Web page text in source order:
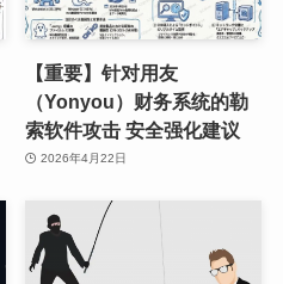
【重要】针对用友
（Yonyou）财务系统的勒
索软件攻击 安全强化建议
2026年4月22日